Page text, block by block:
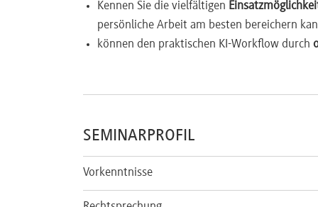
Kennen Sie die vielfältigen
persönliche Arbeit am besten bereichern
können den praktischen KI-Workflow durch
SEMINARPROFIL
Vorkenntnisse